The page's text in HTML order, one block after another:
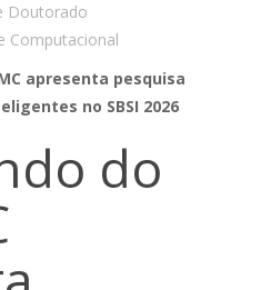
Doutorado
Computacional
apresenta pesquisa
no SBSI 2026
do